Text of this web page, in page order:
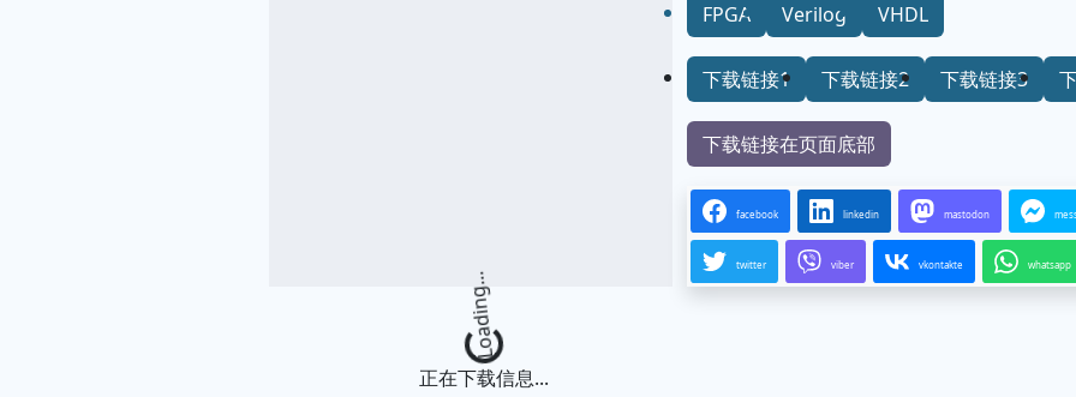
FPGA
Verilog VHDL
下载链接1 下载链接2 下载链接3
下载链接在页面底部
facebook linkedin mastodon
twitter viber vkontakte whatsapp
Loading...
正在下载信息...